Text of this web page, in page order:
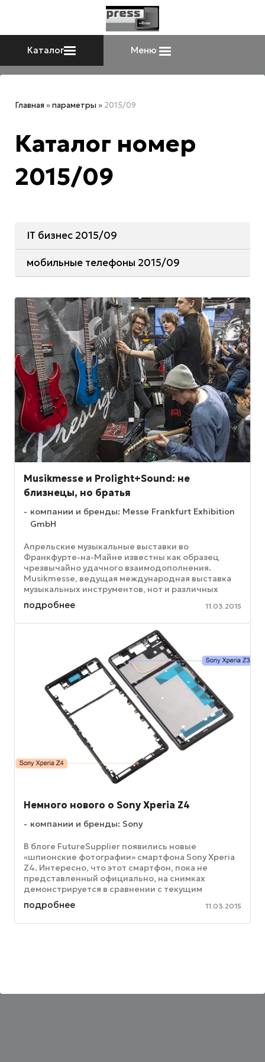
Каталог Меню
Главная »параметры » 2015/09
Каталог номер
2015/09
IT бизнес 2015/09
мобильные телефоны 2015/09
Musikmesse и Prolight+Sound: не
близнецы, но братья
компании и бренды: Messe Frankfurt Exhibition
GmbH
Апрельские музыкальные выставки во
Франкфурте-на-Майне известны как образец
чрезвычайно удачного взаимодополнения.
Musikmesse, ведущая международная выставка
музыкальных инструментов, нот и различных
аспектов продюсирования, является
проверенным ...
подробнее 11.03.2015
Немного нового о Sony Xperia Z4
компании и бренды: Sony
В блоге FutureSupplier появились новые
«шпионские фотографии» смартфона Sony Xperia
Z4. Интересно, что этот смартфон, пока не
представленный официально, на снимках
демонстрируется в сравнении с текущим
флагманским устройством компании – Sony Xperia
...
подробнее 11.03.2015